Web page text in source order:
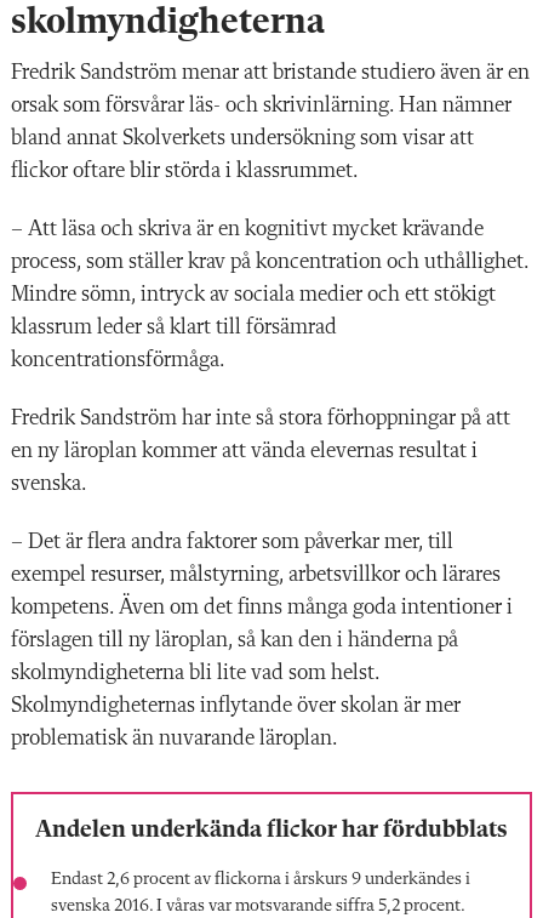
skolmyndigheterna
Fredrik Sandström menar att bristande studiero även är en
orsak som försvårar läs- och skrivinlärning. Han nämner
bland annat Skolverkets undersökning som visar att
flickor oftare blir störda i klassrummet.
– Att läsa och skriva är en kognitivt mycket krävande
process, som ställer krav på koncentration och uthållighet.
Mindre sömn, intryck av sociala medier och ett stökigt
klassrum leder så klart till försämrad
koncentrationsförmåga.
Fredrik Sandström har inte så stora förhoppningar på att
en ny läroplan kommer att vända elevernas resultat i
svenska.
– Det är flera andra faktorer som påverkar mer, till
exempel resurser, målstyrning, arbetsvillkor och lärares
kompetens. Även om det finns många goda intentioner i
förslagen till ny läroplan, så kan den i händerna på
skolmyndigheterna bli lite vad som helst.
Skolmyndigheternas inflytande över skolan är mer
problematisk än nuvarande läroplan.
Andelen underkända flickor har fördubblats
Endast 2,6 procent av flickorna i årskurs 9 underkändes i
svenska 2016. I våras var motsvarande siffra 5,2 procent.